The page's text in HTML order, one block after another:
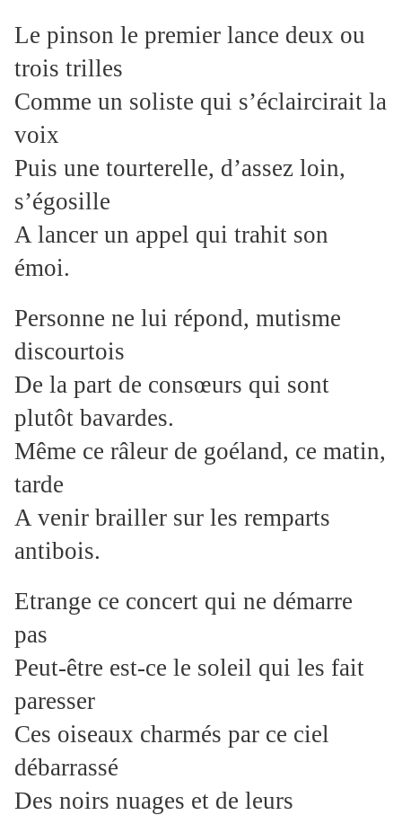
Le pinson le premier lance deux ou
trois trilles
Comme un soliste qui s’éclaircirait la
voix
Puis une tourterelle, d’assez loin,
s’égosille
A lancer un appel qui trahit son
émoi.
Personne ne lui répond, mutisme
discourtois
De la part de consœurs qui sont
plutôt bavardes.
Même ce râleur de goéland, ce matin,
tarde
A venir brailler sur les remparts
antibois.
Etrange ce concert qui ne démarre
pas
Peut-être est-ce le soleil qui les fait
paresser
Ces oiseaux charmés par ce ciel
débarrassé
Des noirs nuages et de leurs